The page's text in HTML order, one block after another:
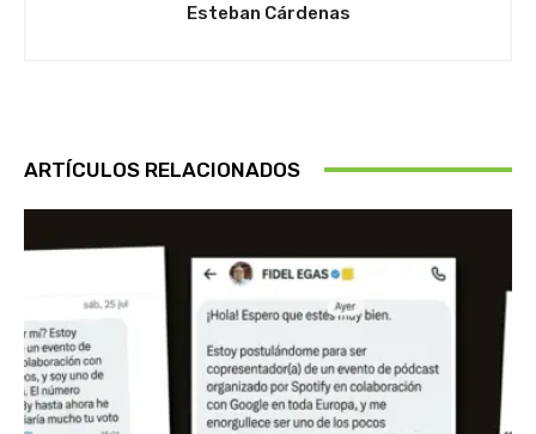
Esteban Cárdenas
ARTÍCULOS RELACIONADOS